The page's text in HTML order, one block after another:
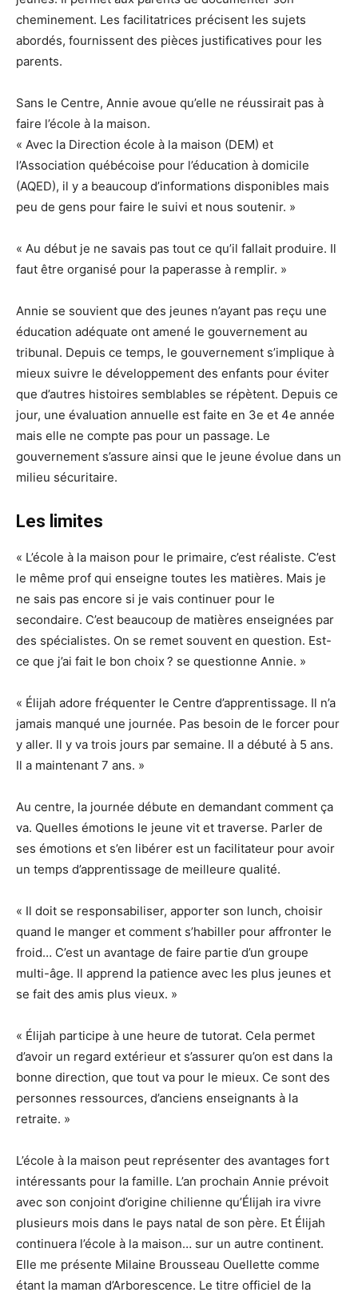
cheminement. Les facilitatrices précisent les sujets
abordés, fournissent des pièces justificatives pour les
parents.
Sans le Centre, Annie avoue qu’elle ne réussirait pas à
faire l’école à la maison.
« Avec la Direction école à la maison (DEM) et
l’Association québécoise pour l’éducation à domicile
(AQED), il y a beaucoup d’informations disponibles mais
peu de gens pour faire le suivi et nous soutenir. »
« Au début je ne savais pas tout ce qu’il fallait produire. Il
faut être organisé pour la paperasse à remplir. »
Annie se souvient que des jeunes n’ayant pas reçu une
éducation adéquate ont amené le gouvernement au
tribunal. Depuis ce temps, le gouvernement s’implique à
mieux suivre le développement des enfants pour éviter
que d’autres histoires semblables se répètent. Depuis ce
jour, une évaluation annuelle est faite en 3e et 4e année
mais elle ne compte pas pour un passage. Le
gouvernement s’assure ainsi que le jeune évolue dans un
milieu sécuritaire.
Les limites
« L’école à la maison pour le primaire, c’est réaliste. C’est
le même prof qui enseigne toutes les matières. Mais je
ne sais pas encore si je vais continuer pour le
secondaire. C’est beaucoup de matières enseignées par
des spécialistes. On se remet souvent en question. Est-
ce que j’ai fait le bon choix ? se questionne Annie. »
« Élijah adore fréquenter le Centre d’apprentissage. Il n’a
jamais manqué une journée. Pas besoin de le forcer pour
y aller. Il y va trois jours par semaine. Il a débuté à 5 ans.
Il a maintenant 7 ans. »
Au centre, la journée débute en demandant comment ça
va. Quelles émotions le jeune vit et traverse. Parler de
ses émotions et s’en libérer est un facilitateur pour avoir
un temps d’apprentissage de meilleure qualité.
« Il doit se responsabiliser, apporter son lunch, choisir
quand le manger et comment s’habiller pour affronter le
froid… C’est un avantage de faire partie d’un groupe
multi-âge. Il apprend la patience avec les plus jeunes et
se fait des amis plus vieux. »
« Élijah participe à une heure de tutorat. Cela permet
d’avoir un regard extérieur et s’assurer qu’on est dans la
bonne direction, que tout va pour le mieux. Ce sont des
personnes ressources, d’anciens enseignants à la
retraite. »
L’école à la maison peut représenter des avantages fort
intéressants pour la famille. L’an prochain Annie prévoit
avec son conjoint d’origine chilienne qu’Élijah ira vivre
plusieurs mois dans le pays natal de son père. Et Élijah
continuera l’école à la maison… sur un autre continent.
Elle me présente Milaine Brousseau Ouellette comme
étant la maman d’Arborescence. Le titre officiel de la